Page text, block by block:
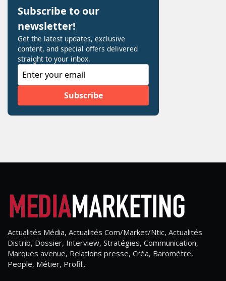
Actualités Média, Actualités Com/Market/Ntic, Actualités
Distrib, Dossier, Interview, Stratégies, Communication,
Marques avenue, Relations presse, Créa, Baromètre,
People, Métier, Profil...